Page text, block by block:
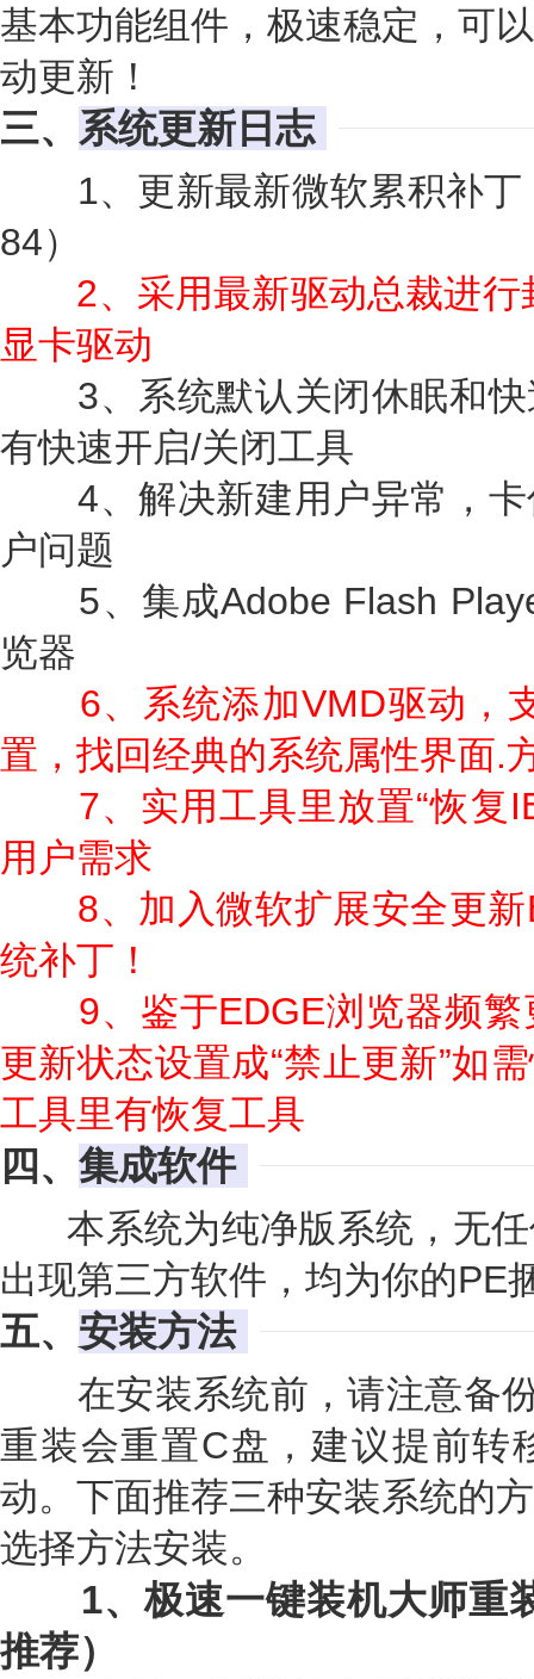
基本功能组件，极速稳定，可
动更新！
三、 系统更新日志
1、更新最新微软累积补丁
84）
2、采用最新驱动总裁进
显卡驱动
3、系统默认关闭休眠和快
有快速开启/关闭工具
4、解决新建用户异常，卡
户问题
5、集成Adobe Flash
览器
6、系统添加VMD驱动，
置，找回经典的系统属性界面.
7、实用工具里放置“恢复
用户需求
8、加入微软扩展安全更
统补丁！
9、鉴于EDGE浏览器频
更新状态设置成“禁止更新”如
工具里有恢复工具
四、 集成软件
本系统为纯净版系统，无任
出现第三方软件，均为你的PE
五、 安装方法
在安装系统前，请注意备份
重装会重置C盘，建议提前转
动。下面推荐三种安装系统的
选择方法安装。
1、极速一键装机大师重
推荐）